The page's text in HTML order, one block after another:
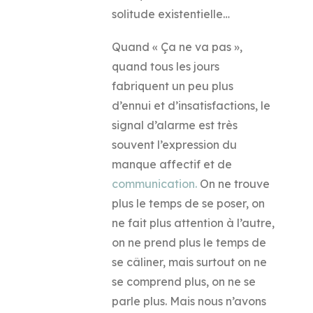
solitude existentielle…
Quand « Ça ne va pas »,
quand tous les jours
fabriquent un peu plus
d’ennui et d’insatisfactions, le
signal d’alarme est très
souvent l’expression du
manque affectif et de
communication. On ne trouve
plus le temps de se poser, on
ne fait plus attention à l’autre,
on ne prend plus le temps de
se câliner, mais surtout on ne
se comprend plus, on ne se
parle plus. Mais nous n’avons